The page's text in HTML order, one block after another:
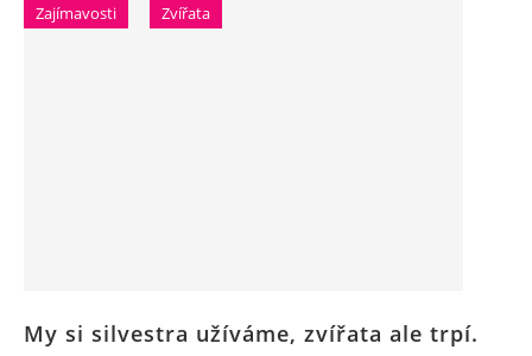
Zajímavosti Zvířata
My si silvestra užíváme, zvířata ale trpí.